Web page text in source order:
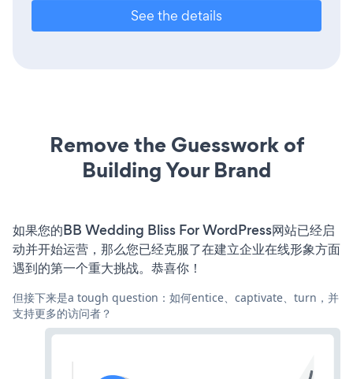
See the details
Remove the Guesswork of
Building Your Brand
如果您的BB Wedding Bliss For WordPress网站已经启
动并开始运营，那么您已经克服了在建立企业在线形象方面
遇到的第一个重大挑战。恭喜你！
但接下来是a tough question：如何entice、captivate、turn，并
支持更多的访问者？